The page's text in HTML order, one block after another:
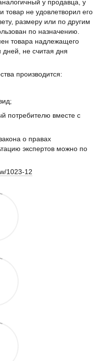
у продавца, у
товар не удовлетворил его
размеру или по другим
по назначению.
товара надлежащего
дней, не считая дня
производится:
потребителю вместе с
о правах
экспертов можно по
1023-12